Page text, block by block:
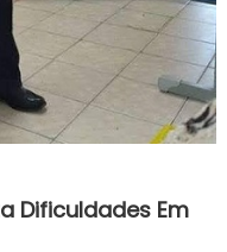
Dificuldades Em